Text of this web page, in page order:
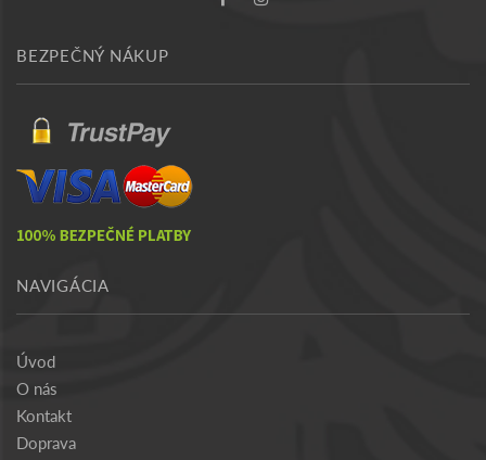
BEZPEČNÝ NÁKUP
NAVIGÁCIA
Úvod
O nás
Kontakt
Doprava